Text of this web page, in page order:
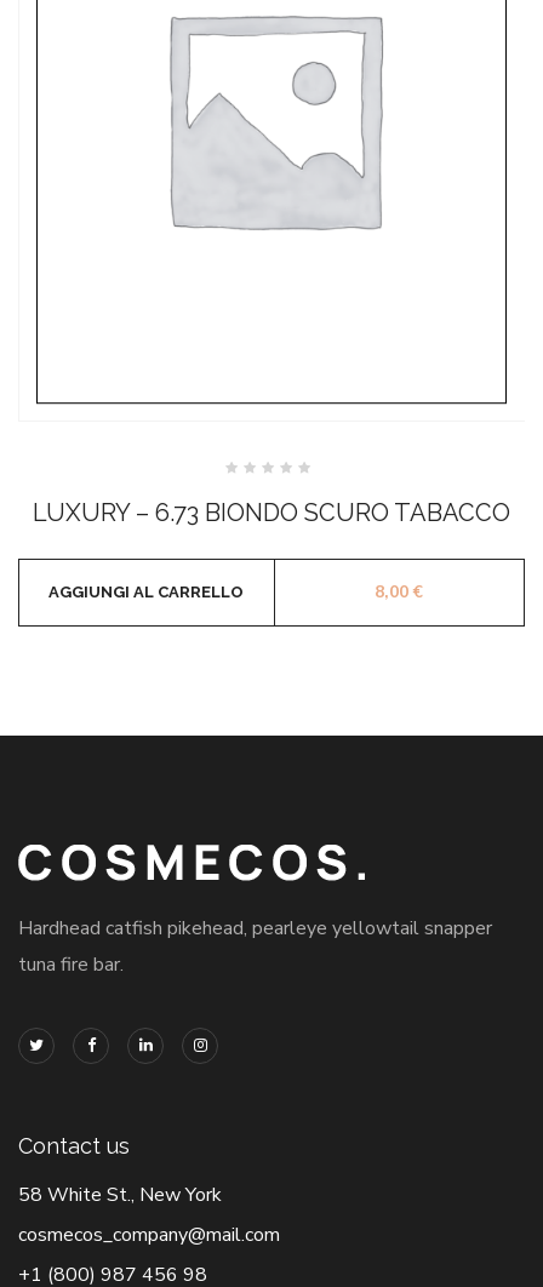
su
5
LUXURY – 6.73 BIONDO SCURO TABACCO
8,00€
AGGIUNGI AL CARRELLO
Hardhead catfish pikehead, pearleye yellowtail snapper
tuna fire bar.
Contact us
58 White St., New York
cosmecos_company@mail.com
+1 (800) 987 456 98